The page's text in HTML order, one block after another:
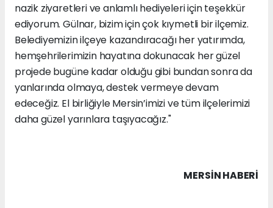
nazik ziyaretleri ve anlamlı hediyeleri için teşekkür
ediyorum. Gülnar, bizim için çok kıymetli bir ilçemiz.
Belediyemizin ilçeye kazandıracağı her yatırımda,
hemşehrilerimizin hayatına dokunacak her güzel
projede bugüne kadar olduğu gibi bundan sonra da
yanlarında olmaya, destek vermeye devam
edeceğiz. El birliğiyle Mersin’imizi ve tüm ilçelerimizi
daha güzel yarınlara taşıyacağız."
MERSIN HABERİ